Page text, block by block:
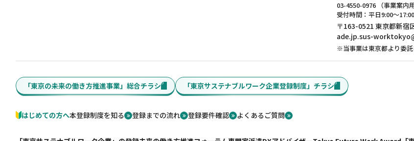
03-4550-0976 （事業案内用
受付時間：平日9:00～
〒163-0521 東京都新
ade.jp.sus-
※当事業は東京都より委託
「東京の未来の働き方推進事業」総合チラシ 「東京サステナブルワーク企業登録制度」チラシ
はじめての方へ本登録制度を知る 登録までの流れ 登録要件確認 よくあるご質問